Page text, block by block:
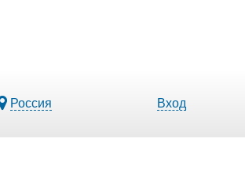
Россия Вход